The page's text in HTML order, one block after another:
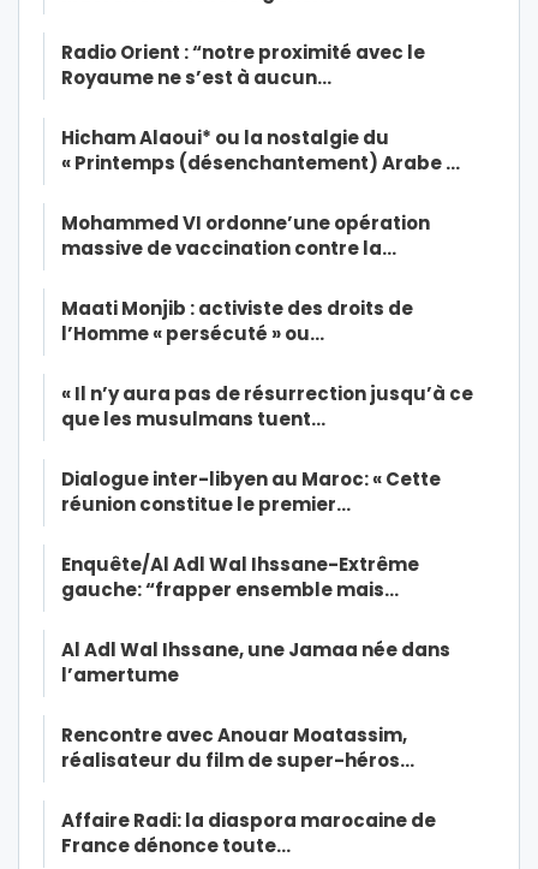
Radio Orient : “notre proximité avec le
Royaume ne s’est à aucun…
Hicham Alaoui* ou la nostalgie du
« Printemps (désenchantement) Arabe …
Mohammed VI ordonne’une opération
massive de vaccination contre la…
Maati Monjib : activiste des droits de
l’Homme « persécuté » ou…
« Il n’y aura pas de résurrection jusqu’à ce
que les musulmans tuent…
Dialogue inter-libyen au Maroc: « Cette
réunion constitue le premier…
Enquête/Al Adl Wal Ihssane-Extrême
gauche: “frapper ensemble mais…
Al Adl Wal Ihssane, une Jamaa née dans
l’amertume
Rencontre avec Anouar Moatassim,
réalisateur du film de super-héros…
Affaire Radi: la diaspora marocaine de
France dénonce toute…